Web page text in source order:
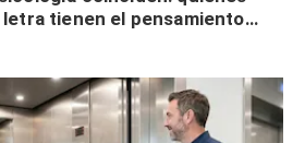
tienen el pensamiento
por desinterés